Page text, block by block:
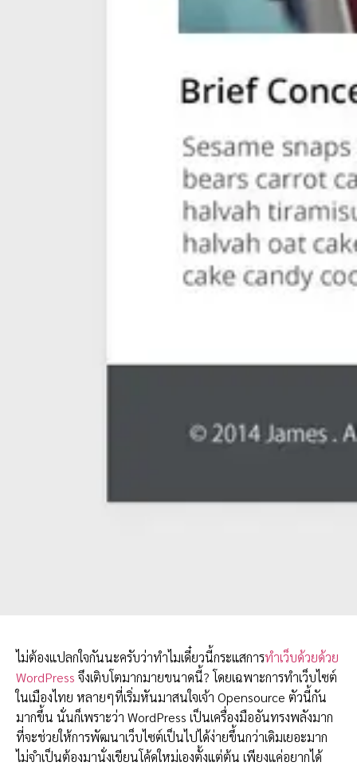
ไม่ต้องแปลกใจกันนะครับว่าทำไมเดี๋ยวนี้กระแสการทำเว็บด้วยด้วย
WordPress จึงเติบโตมากมายขนาดนี้? โดยเฉพาะการทำเว็บไซต์
ในเมืองไทย หลายๆที่เริ่มหันมาสนใจเจ้า Opensource ตัวนี้กัน
มากขึ้น นั่นก็เพราะว่า WordPress เป็นเครื่องมืออันทรงพลังมาก
ที่จะช่วยให้การพัฒนาเว็บไซต์เป็นไปได้ง่ายขึ้นกว่าเดิมเยอะมาก
ไม่จำเป็นต้องมานั่งเขียนโค้ดใหม่เองตั้งแต่ต้น เพียงแค่อยากได้